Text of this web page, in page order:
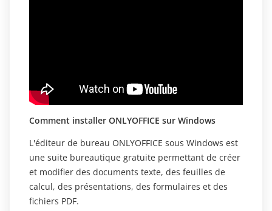
Comment installer ONLYOFFICE sur Windows
L'éditeur de bureau ONLYOFFICE sous Windows est
une suite bureautique gratuite permettant de créer
et modifier des documents texte, des feuilles de
calcul, des présentations, des formulaires et des
fichiers PDF.